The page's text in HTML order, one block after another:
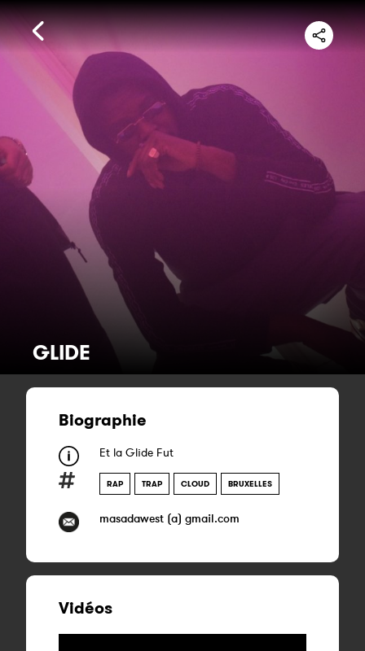
GLIDE
Biographie
Et la Glide Fut
RAP TRAP CLOUD BRUXELLES
masadawest (a) gmail.com
Vidéos